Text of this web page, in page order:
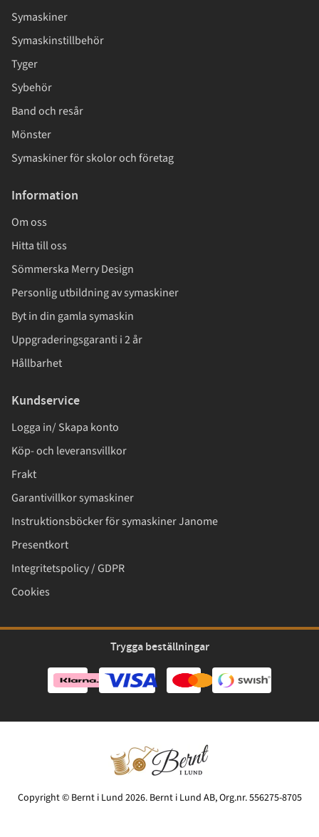
Symaskiner
Symaskinstillbehör
Tyger
Sybehör
Band och resår
Mönster
Symaskiner för skolor och företag
Information
Om oss
Hitta till oss
Sömmerska Merry Design
Personlig utbildning av symaskiner
Byt in din gamla symaskin
Uppgraderingsgaranti i 2 år
Hållbarhet
Kundservice
Logga in/ Skapa konto
Köp- och leveransvillkor
Frakt
Garantivillkor symaskiner
Instruktionsböcker för symaskiner Janome
Presentkort
Integritetspolicy / GDPR
Cookies
Trygga beställningar
Copyright © Bernt i Lund 2026. Bernt i Lund AB, Org.nr. 556275-8705